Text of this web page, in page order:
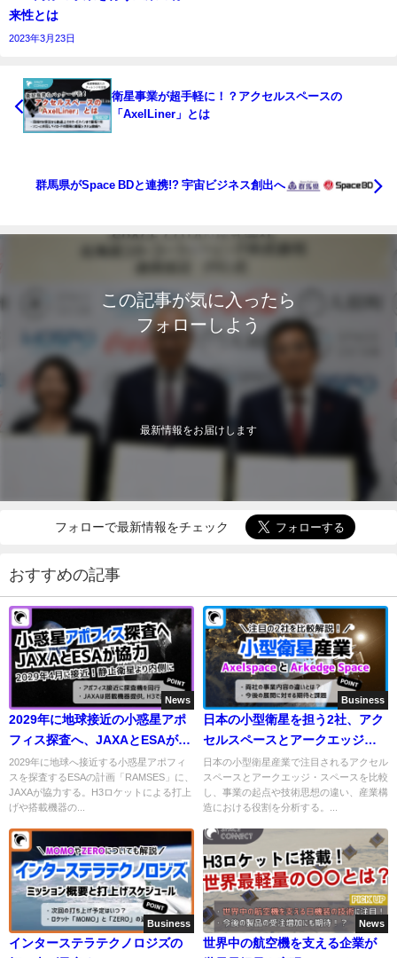
来性とは
2023年3月23日
衛星事業が超手軽に！？アクセルスペースの
「AxelLiner」とは
群馬県がSpace BDと連携!? 宇宙ビジネス創出へ
この記事が気に入ったら
フォローしよう
最新情報をお届けします
フォローで最新情報をチェック
おすすめの記事
News
2029年に地球接近の小惑星アポ
フィス探査へ、JAXAとESAが協
力
2029年に地球へ接近する小惑星アポフィ
スを探査するESAの計画「RAMSES」に、
JAXAが協力する。H3ロケットによる打上
げや搭載機器の...
Business
日本の小型衛星を担う2社、アク
セルスペースとアークエッジ・
スペースを比較解説！
日本の小型衛星産業で注目されるアクセル
スペースとアークエッジ・スペースを比較
し、事業の起点や技術思想の違い、産業構
造における役割を分析する。...
Business
インターステラテクノロジズの
News
世界中の航空機を支える企業が